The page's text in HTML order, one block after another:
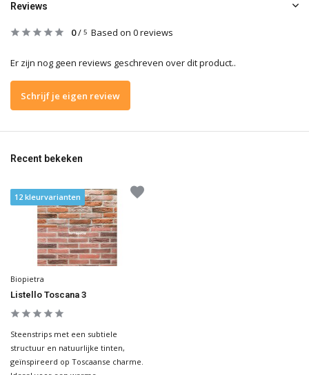
Reviews
0/ 5 Based on 0 reviews
Er zijn nog geen reviews geschreven over dit product..
Schrijf je eigen review
Recent bekeken
12 kleurvarianten
Biopietra
Listello Toscana 3
Steenstrips met een subtiele
structuur en natuurlijke tinten,
geïnspireerd op Toscaanse charme.